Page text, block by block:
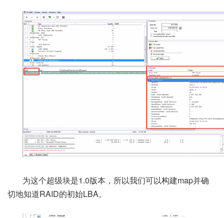
为这个超级块是1.0版本，所以我们可以构建map并确
切地知道RAID的初始LBA。